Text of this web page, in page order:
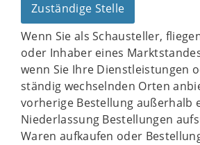
Zuständige Stelle
Wenn Sie als Schausteller,
oder Inhaber eines
wenn Sie Ihre Dienstleistungen
ständig wechselnden Orten
vorherige Bestellung außerhalb
Niederlassung Bestellungen
Waren aufkaufen oder